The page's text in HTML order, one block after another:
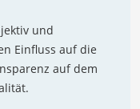
und
Einfluss auf die
auf dem